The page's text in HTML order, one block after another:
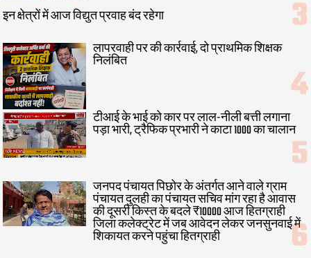
इन क्षेत्रों में आज विद्युत प्रवाह बंद रहेगा
लापरवाही पर की कार्रवाई, दो प्राथमिक शिक्षक
निलंबित
टीआई के भाई को कार पर लाल-नीली बत्ती लगाना
पड़ा भारी, ट्रैफिक प्रभारी ने काटा 1000 का चालान
जनपद पंचायत पिछोर के अंतर्गत आने वाले ग्राम
पंचायत दुलही का पंचायत सचिव मांग रहा है आवास
की दूसरी किस्त के बदले ₹10000 आज हितग्राही
जिला कलेक्ट्रेट में जब आवेदन लेकर जनसुनवाई में
शिकायत करने पहुंचा हितग्राही